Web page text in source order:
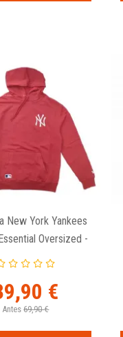
New York Yankees
Oversized -
Era MLB
€
Antes 69,90 €